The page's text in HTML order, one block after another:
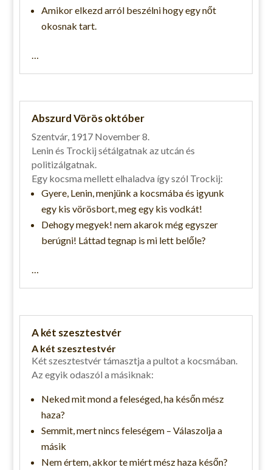
Amikor elkezd arról beszélni hogy egy nőt
okosnak tart.
…
Abszurd Vörös október
Szentvár, 1917 November 8.
Lenin és Trockij sétálgatnak az utcán és
politizálgatnak.
Egy kocsma mellett elhaladva így szól Trockij:
Gyere, Lenin, menjünk a kocsmába és igyunk
egy kis vörösbort, meg egy kis vodkát!
Dehogy megyek! nem akarok még egyszer
berúgni! Láttad tegnap is mi lett belőle?
…
A két szesztestvér
A két szesztestvér
Két szesztestvér támasztja a pultot a kocsmában.
Az egyik odaszól a másiknak:
Neked mit mond a feleséged, ha későn mész
haza?
Semmit, mert nincs feleségem – Válaszolja a
másik
Nem értem, akkor te miért mész haza későn?